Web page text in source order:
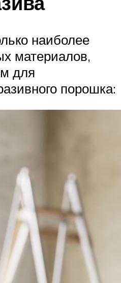
наиболее
материалов,
для
порошка: